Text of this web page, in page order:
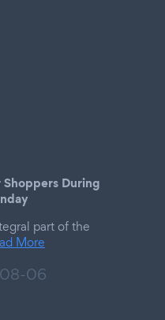
During
part of the
More
06